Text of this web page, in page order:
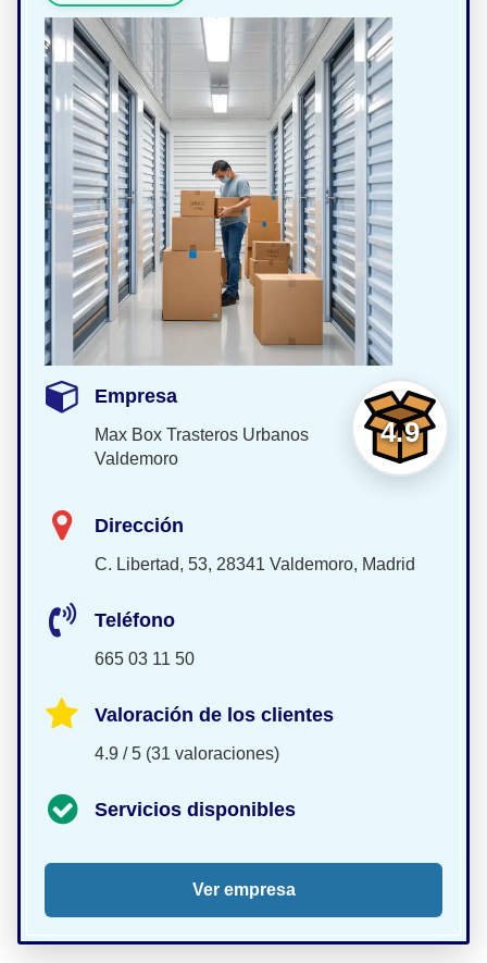
4.9
Empresa
Max Box Trasteros Urbanos
Valdemoro
Dirección
C. Libertad, 53, 28341 Valdemoro, Madrid
Teléfono
665 03 11 50
Valoración de los clientes
4.9 / 5 (31 valoraciones)
Servicios disponibles
Ver empresa